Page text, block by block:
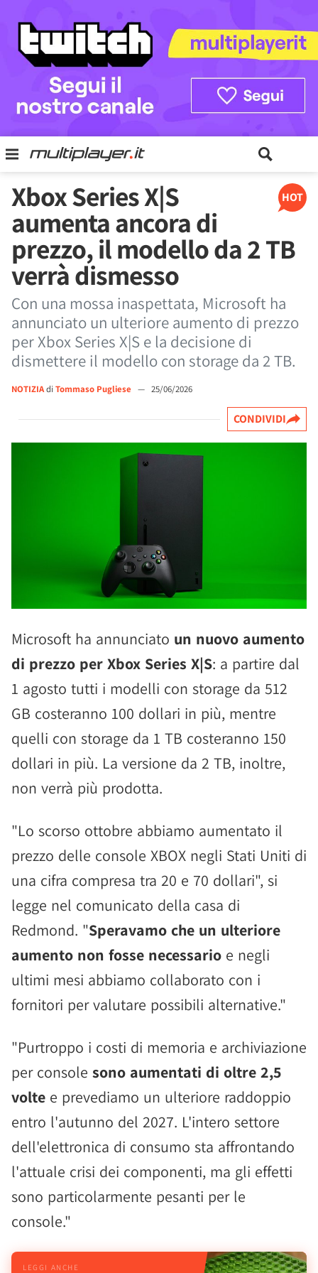
HOT
Xbox Series X|S
aumenta ancora di
prezzo, il modello da 2 TB
verrà dismesso
Con una mossa inaspettata, Microsoft ha
annunciato un ulteriore aumento di prezzo
per Xbox Series X|S e la decisione di
dismettere il modello con storage da 2 TB.
NOTIZIAdi Tommaso Pugliese — 25/06/2026
CONDIVIDI
Microsoft ha annunciato un nuovo aumento
di prezzo per Xbox Series X|S: a partire dal
1 agosto tutti i modelli con storage da 512
GB costeranno 100 dollari in più, mentre
quelli con storage da 1 TB costeranno 150
dollari in più. La versione da 2 TB, inoltre,
non verrà più prodotta.
"Lo scorso ottobre abbiamo aumentato il
prezzo delle console XBOX negli Stati Uniti di
una cifra compresa tra 20 e 70 dollari", si
legge nel comunicato della casa di
Redmond. "Speravamo che un ulteriore
aumento non fosse necessario e negli
ultimi mesi abbiamo collaborato con i
fornitori per valutare possibili alternative."
"Purtroppo i costi di memoria e archiviazione
per console sono aumentati di oltre 2,5
volte e prevediamo un ulteriore raddoppio
entro l'autunno del 2027. L'intero settore
dell'elettronica di consumo sta affrontando
l'attuale crisi dei componenti, ma gli effetti
sono particolarmente pesanti per le
console."